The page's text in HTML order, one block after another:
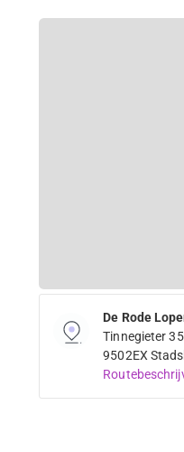
De Rode
Tinnegieter 35
9502EX